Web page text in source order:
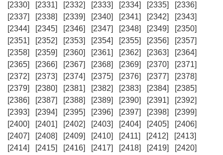
[2330]
[2331] [2332] [2333] [2334] [2335]
[2336]
[2337]
[2338] [2339] [2340] [2341] [2342]
[2343]
[2344]
[2345] [2346] [2347] [2348] [2349]
[2350]
[2351]
[2352] [2353] [2354] [2355] [2356]
[2357]
[2358]
[2359] [2360] [2361] [2362] [2363]
[2364]
[2365]
[2366] [2367] [2368] [2369] [2370]
[2371]
[2372]
[2373] [2374] [2375] [2376] [2377]
[2378]
[2379]
[2380] [2381] [2382] [2383] [2384]
[2385]
[2386]
[2387] [2388] [2389] [2390] [2391]
[2392]
[2393]
[2394] [2395] [2396] [2397] [2398]
[2399]
[2400]
[2401] [2402] [2403] [2404] [2405]
[2406]
[2407]
[2408] [2409] [2410] [2411] [2412]
[2413]
[2414]
[2415] [2416] [2417] [2418] [2419]
[2420]